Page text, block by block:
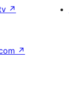
↗
↗